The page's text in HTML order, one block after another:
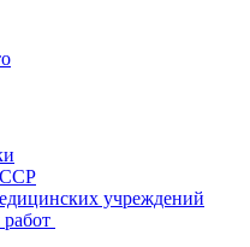
учреждений